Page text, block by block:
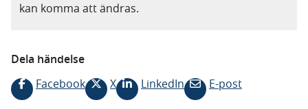
kan komma att ändras.
Dela händelse
Facebook
X LinkedIn E-post